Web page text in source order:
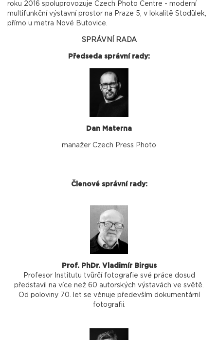
roku 2016 spoluprovozuje Czech Photo Centre - moderní
multifunkční výstavní prostor na Praze 5, v lokalitě Stodůlek,
přímo u metra Nové Butovice.
SPRÁVNÍ RADA
Předseda správní rady:
Dan Materna
manažer Czech Press Photo
Členové správní rady:
Prof. PhDr. Vladimír Birgus
Profesor Institutu tvůrčí fotografie své práce dosud
představil na více než 60 autorských výstavách ve světě.
Od poloviny 70. let se věnuje především dokumentární
fotografii.